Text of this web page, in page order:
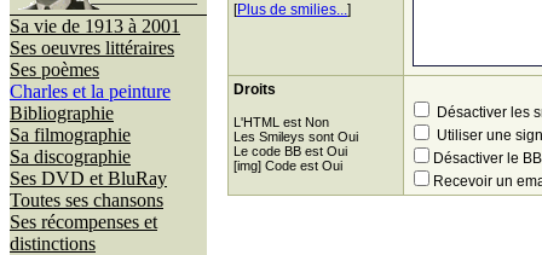
Sa vie de 1913 à 2001
Ses oeuvres littéraires
Ses poèmes
Charles et la peinture
Bibliographie
Sa filmographie
Sa discographie
Ses DVD et BluRay
Toutes ses chansons
Ses récompenses et
distinctions
[Plus de smilies...]
Droits
L'HTML est Non
Les Smileys sont Oui
Le code BB est Oui
[img] Code est Oui
Désactiver les
Utiliser une
Désactiver le
Recevoir un